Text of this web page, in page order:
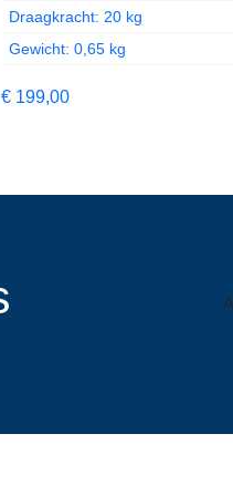
Draagkracht: 20 kg
Gewicht: 0,65 kg
€ 199,00